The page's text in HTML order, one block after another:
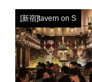
[新宿]tavern on S